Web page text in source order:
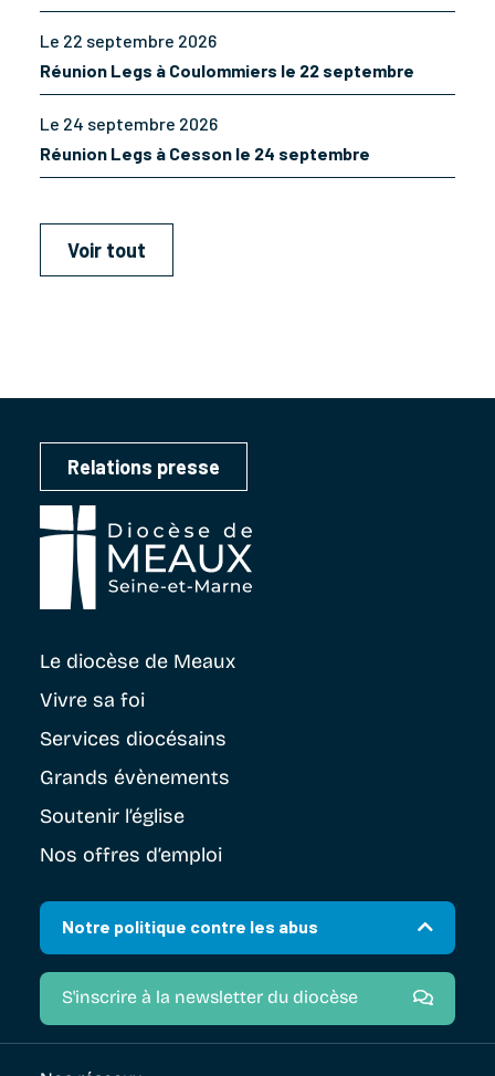
Le 22 septembre 2026
Réunion Legs à Coulommiers le 22 septembre
Le 24 septembre 2026
Réunion Legs à Cesson le 24 septembre
Voir tout
Relations presse
Le diocèse de Meaux
Vivre sa foi
Services diocésains
Grands évènements
Soutenir l’église
Nos offres d’emploi
Notre politique contre les abus
S'inscrire à la newsletter du diocèse